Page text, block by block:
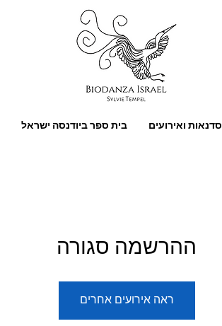
בית ספר ביודנסה ישראל סדנאות ואירועים
ההרשמה סגורה
ראה אירועים אחרים